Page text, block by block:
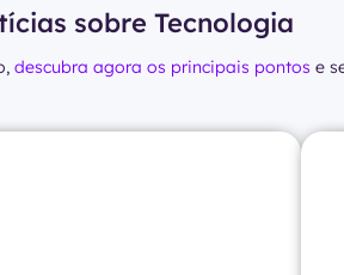
sobre Tecnologia
descubra agora os principais pontos e